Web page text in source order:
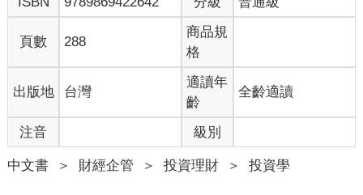
的環境下進行實驗，而且有信心能複製過去產生的結果，而且因
果關係可靠不變。〈這行得通嗎？〉（Will it Work?）2009年3月5
由於投資的藝術成分與科學成分相當，因此不管是在這本書，還
是在其他地方，想要找出投資常規並不是我的目標。事實上，我
最想強調的事情是，重要的是，投資方法應該要直覺而且不斷調
適，而不是固定與機械化的操作。
◎投資的目標是打敗大盤
頁數 288
商品規
格
出版地 台灣
適讀年
齡
全齡適讀
注音 級別
中文書 ＞ 財經企管 ＞ 投資理財 ＞ 投資學